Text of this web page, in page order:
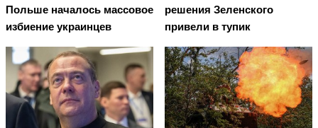
Польше началось массовое
избиение украинцев
решения Зеленского
привели в тупик